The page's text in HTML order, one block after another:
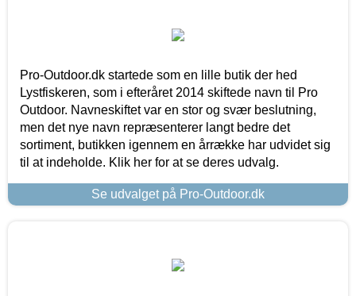
Pro-Outdoor.dk startede som en lille butik der hed
Lystfiskeren, som i efteråret 2014 skiftede navn til Pro
Outdoor. Navneskiftet var en stor og svær beslutning,
men det nye navn repræsenterer langt bedre det
sortiment, butikken igennem en årrække har udvidet sig
til at indeholde. Klik her for at se deres udvalg.
Se udvalget på Pro-Outdoor.dk